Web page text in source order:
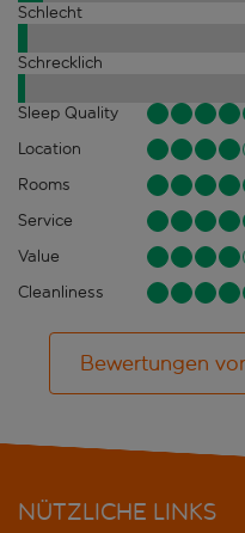
Schlecht
Schrecklich
Sleep Quality
Location
Rooms
Service
Value
Cleanliness
Bewertungen
NÜTZLICHE LINKS